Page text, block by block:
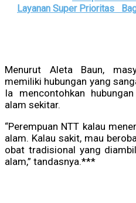
Layanan Super Prioritas
Menurut Aleta Baun,
memiliki hubungan yang
Ia mencontohkan
alam sekitar.
“Perempuan NTT kalau
alam. Kalau sakit, mau
obat tradisional yang
alam,” tandasnya.***